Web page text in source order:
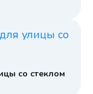
со стеклом